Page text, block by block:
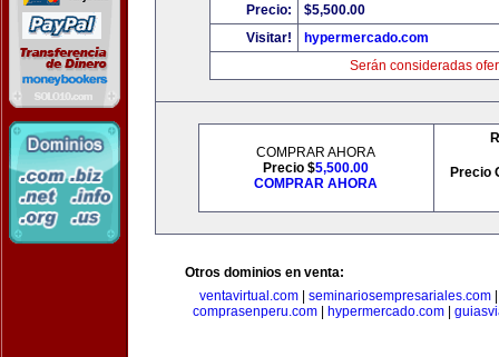
Precio:
$5,500.00
Visitar!
hypermercado.com
Serán consideradas
COMPRAR AHORA
Precio $5,500.00
COMPRAR AHORA
Precio
Otros dominios en venta:
ventavirtual.com
seminariosempresariales.com
comprasenperu.com
hypermercado.com